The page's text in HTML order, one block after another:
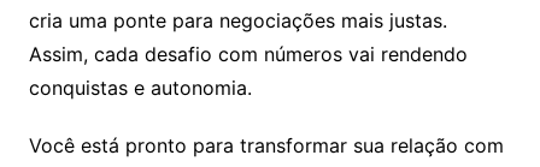
cria uma ponte para negociações mais justas.
Assim, cada desafio com números vai rendendo
conquistas e autonomia.
Você está pronto para transformar sua relação com